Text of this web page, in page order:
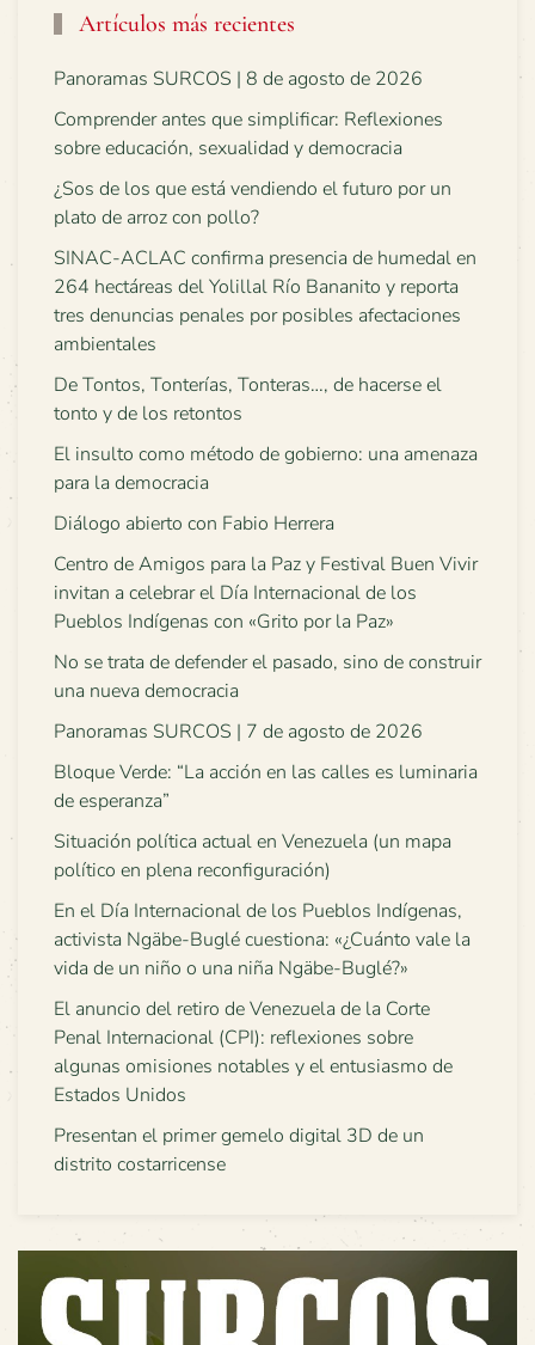
Artículos más recientes
Panoramas SURCOS | 8 de agosto de 2026
Comprender antes que simplificar: Reflexiones
sobre educación, sexualidad y democracia
¿Sos de los que está vendiendo el futuro por un
plato de arroz con pollo?
SINAC-ACLAC confirma presencia de humedal en
264 hectáreas del Yolillal Río Bananito y reporta
tres denuncias penales por posibles afectaciones
ambientales
De Tontos, Tonterías, Tonteras…, de hacerse el
tonto y de los retontos
El insulto como método de gobierno: una amenaza
para la democracia
Diálogo abierto con Fabio Herrera
Centro de Amigos para la Paz y Festival Buen Vivir
invitan a celebrar el Día Internacional de los
Pueblos Indígenas con «Grito por la Paz»
No se trata de defender el pasado, sino de construir
una nueva democracia
Panoramas SURCOS | 7 de agosto de 2026
Bloque Verde: “La acción en las calles es luminaria
de esperanza”
Situación política actual en Venezuela (un mapa
político en plena reconfiguración)
En el Día Internacional de los Pueblos Indígenas,
activista Ngäbe-Buglé cuestiona: «¿Cuánto vale la
vida de un niño o una niña Ngäbe-Buglé?»
El anuncio del retiro de Venezuela de la Corte
Penal Internacional (CPI): reflexiones sobre
algunas omisiones notables y el entusiasmo de
Estados Unidos
Presentan el primer gemelo digital 3D de un
distrito costarricense